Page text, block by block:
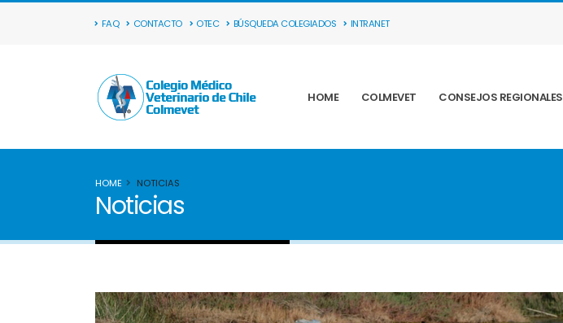
FAQ CONTACTO OTEC BÚSQUEDA COLEGIADOS INTRANET
HOME COLMEVET CONSEJOS REGIONALES
HOME NOTICIAS
Noticias